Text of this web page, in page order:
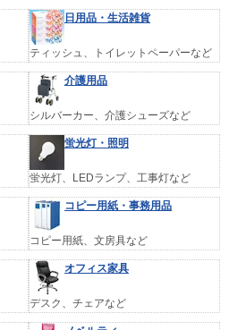
日用品・生活雑貨
ティッシュ、トイレットペーパーなど
介護用品
シルバーカー、介護シューズなど
蛍光灯・照明
蛍光灯、LEDランプ、工事灯など
コピー用紙・事務用品
コピー用紙、文房具など
オフィス家具
デスク、チェアなど